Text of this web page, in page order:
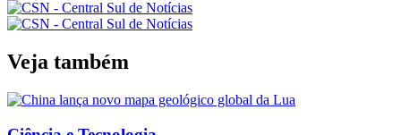
Veja também